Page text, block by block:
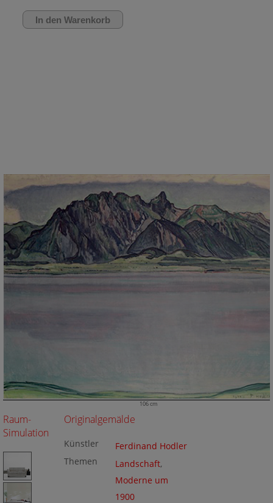
106 cm
Raum-
Simulation
Originalgemälde
Künstler
Ferdinand Hodler
Themen
Landschaft,
Moderne um
1900